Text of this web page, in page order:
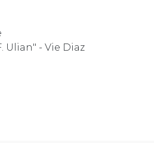
Ulian" - Vie Diaz